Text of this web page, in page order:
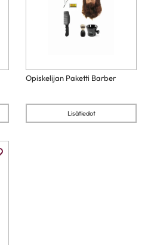
Opiskelijan Paketti Barber
Lisätiedot